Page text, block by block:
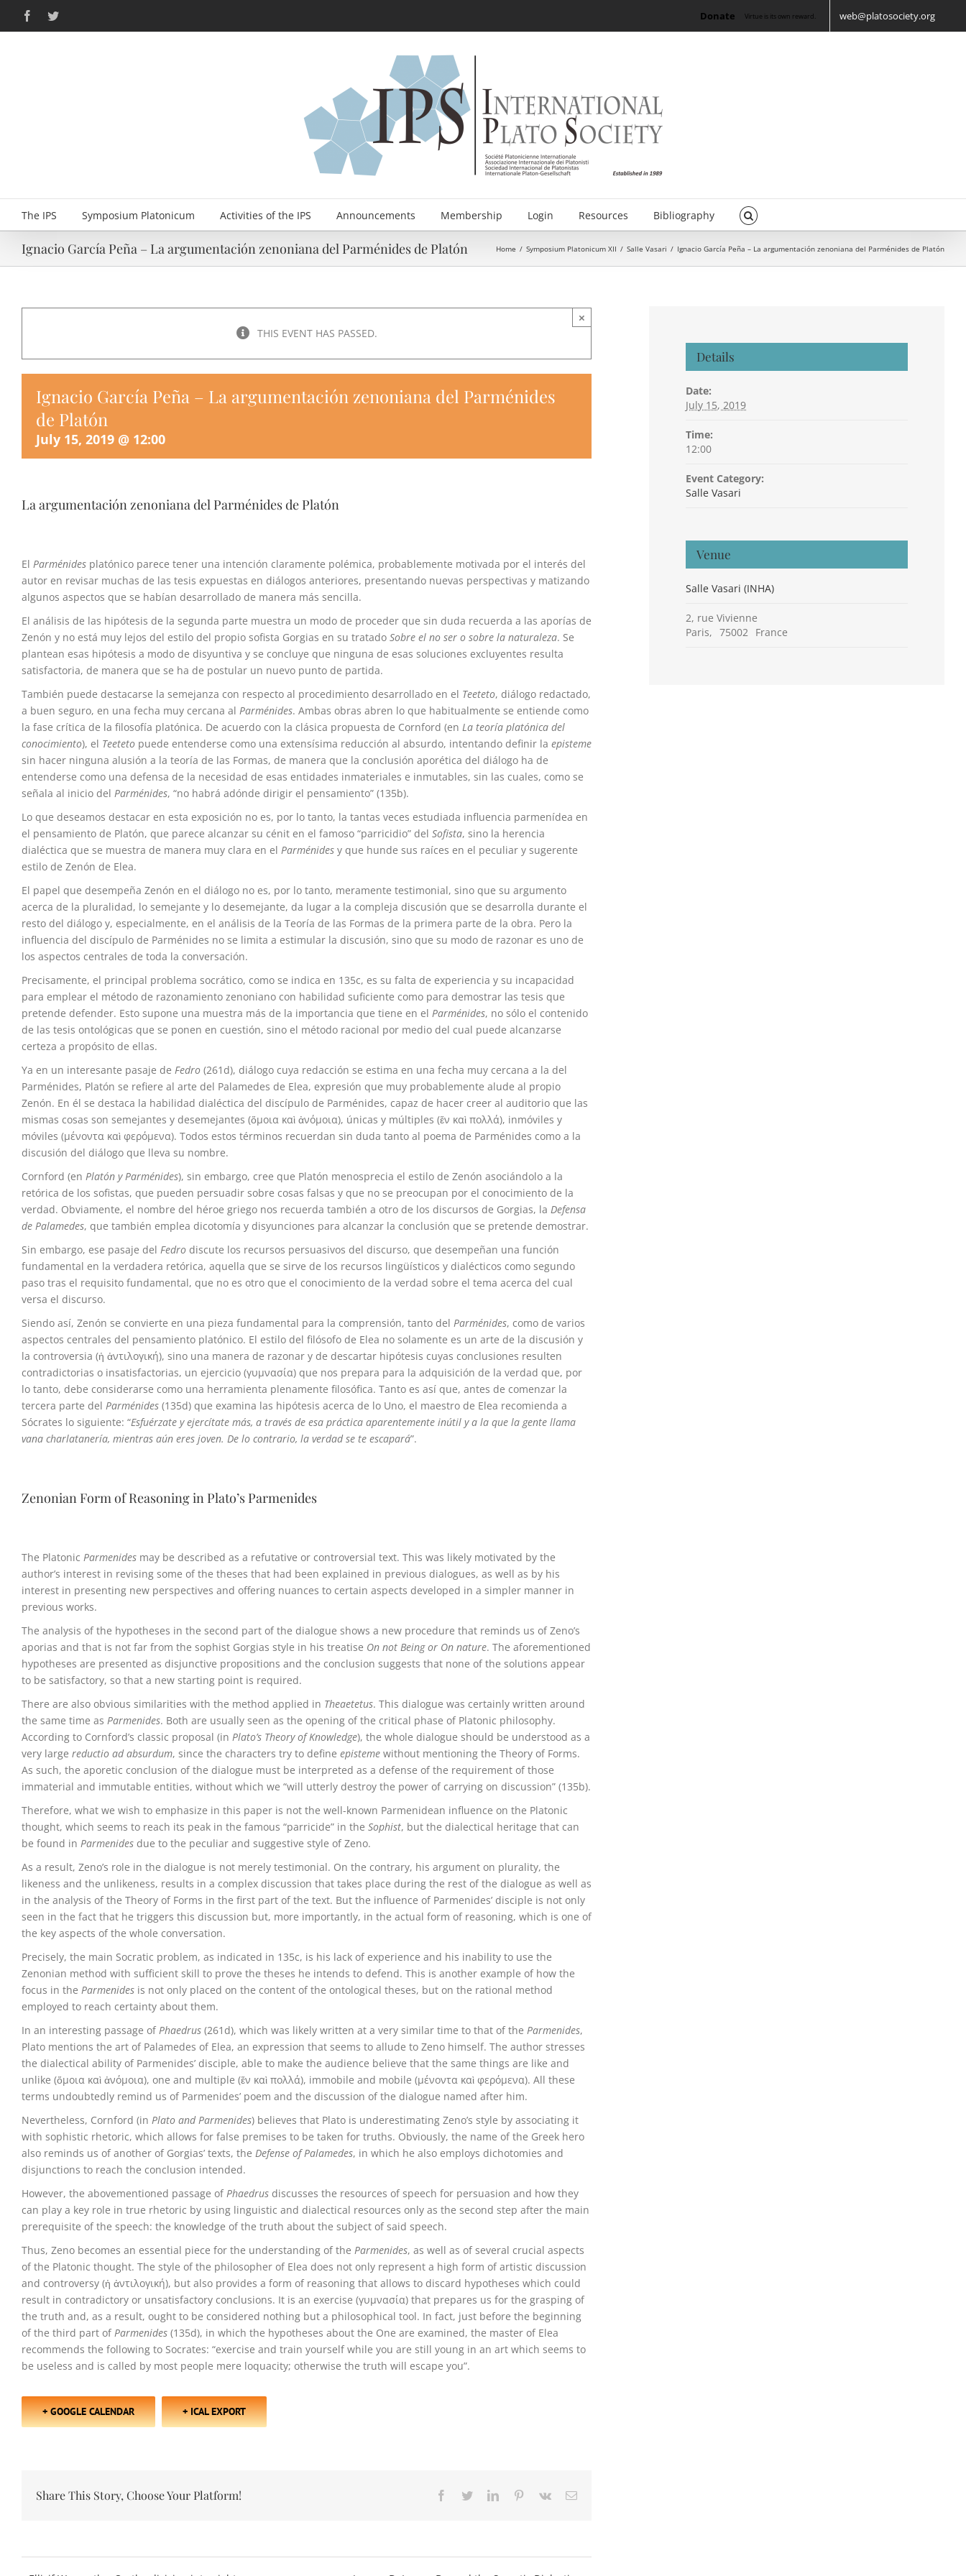
content
FacebookTwitter Donate Virtue is its own reward. web@platosociety.org
The IPS Symposium Platonicum Activities of the IPS Announcements Membership Login Resources Bibliography
Ignacio García Peña – La argumentación zenoniana del Parménides de Platón Home / Symposium Platonicum XII / Salle Vasari / Ignacio García Peña – La argumentación zenoniana del Parménides de Platón
×
THIS EVENT HAS PASSED.
Ignacio García Peña – La argumentación zenoniana del Parménides
de Platón
July 15, 2019 @ 12:00
La argumentación zenoniana del Parménides de Platón
El Parménides platónico parece tener una intención claramente polémica, probablemente motivada por el interés del
autor en revisar muchas de las tesis expuestas en diálogos anteriores, presentando nuevas perspectivas y matizando
algunos aspectos que se habían desarrollado de manera más sencilla.
El análisis de las hipótesis de la segunda parte muestra un modo de proceder que sin duda recuerda a las aporías de
Zenón y no está muy lejos del estilo del propio sofista Gorgias en su tratado Sobre el no ser o sobre la naturaleza. Se
plantean esas hipótesis a modo de disyuntiva y se concluye que ninguna de esas soluciones excluyentes resulta
satisfactoria, de manera que se ha de postular un nuevo punto de partida.
También puede destacarse la semejanza con respecto al procedimiento desarrollado en el Teeteto, diálogo redactado,
a buen seguro, en una fecha muy cercana al Parménides. Ambas obras abren lo que habitualmente se entiende como
la fase crítica de la filosofía platónica. De acuerdo con la clásica propuesta de Cornford (en La teoría platónica del
conocimiento), el Teeteto puede entenderse como una extensísima reducción al absurdo, intentando definir la episteme
sin hacer ninguna alusión a la teoría de las Formas, de manera que la conclusión aporética del diálogo ha de
entenderse como una defensa de la necesidad de esas entidades inmateriales e inmutables, sin las cuales, como se
señala al inicio del Parménides, “no habrá adónde dirigir el pensamiento” (135b).
Lo que deseamos destacar en esta exposición no es, por lo tanto, la tantas veces estudiada influencia parmenídea en
el pensamiento de Platón, que parece alcanzar su cénit en el famoso “parricidio” del Sofista, sino la herencia
dialéctica que se muestra de manera muy clara en el Parménides y que hunde sus raíces en el peculiar y sugerente
estilo de Zenón de Elea.
El papel que desempeña Zenón en el diálogo no es, por lo tanto, meramente testimonial, sino que su argumento
acerca de la pluralidad, lo semejante y lo desemejante, da lugar a la compleja discusión que se desarrolla durante el
resto del diálogo y, especialmente, en el análisis de la Teoría de las Formas de la primera parte de la obra. Pero la
influencia del discípulo de Parménides no se limita a estimular la discusión, sino que su modo de razonar es uno de
los aspectos centrales de toda la conversación.
Precisamente, el principal problema socrático, como se indica en 135c, es su falta de experiencia y su incapacidad
para emplear el método de razonamiento zenoniano con habilidad suficiente como para demostrar las tesis que
pretende defender. Esto supone una muestra más de la importancia que tiene en el Parménides, no sólo el contenido
de las tesis ontológicas que se ponen en cuestión, sino el método racional por medio del cual puede alcanzarse
certeza a propósito de ellas.
Ya en un interesante pasaje de Fedro (261d), diálogo cuya redacción se estima en una fecha muy cercana a la del
Parménides, Platón se refiere al arte del Palamedes de Elea, expresión que muy probablemente alude al propio
Zenón. En él se destaca la habilidad dialéctica del discípulo de Parménides, capaz de hacer creer al auditorio que las
mismas cosas son semejantes y desemejantes (ὅμοια καὶ ἀνόμοια), únicas y múltiples (ἕν καὶ πολλά), inmóviles y
móviles (μένοντα καὶ φερόμενα). Todos estos términos recuerdan sin duda tanto al poema de Parménides como a la
discusión del diálogo que lleva su nombre.
Cornford (en Platón y Parménides), sin embargo, cree que Platón menosprecia el estilo de Zenón asociándolo a la
retórica de los sofistas, que pueden persuadir sobre cosas falsas y que no se preocupan por el conocimiento de la
verdad. Obviamente, el nombre del héroe griego nos recuerda también a otro de los discursos de Gorgias, la Defensa
de Palamedes, que también emplea dicotomía y disyunciones para alcanzar la conclusión que se pretende demostrar.
Sin embargo, ese pasaje del Fedro discute los recursos persuasivos del discurso, que desempeñan una función
fundamental en la verdadera retórica, aquella que se sirve de los recursos lingüísticos y dialécticos como segundo
paso tras el requisito fundamental, que no es otro que el conocimiento de la verdad sobre el tema acerca del cual
versa el discurso.
Siendo así, Zenón se convierte en una pieza fundamental para la comprensión, tanto del Parménides, como de varios
aspectos centrales del pensamiento platónico. El estilo del filósofo de Elea no solamente es un arte de la discusión y
la controversia (ἡ ἀντιλογική), sino una manera de razonar y de descartar hipótesis cuyas conclusiones resulten
contradictorias o insatisfactorias, un ejercicio (γυμνασία) que nos prepara para la adquisición de la verdad que, por
lo tanto, debe considerarse como una herramienta plenamente filosófica. Tanto es así que, antes de comenzar la
tercera parte del Parménides (135d) que examina las hipótesis acerca de lo Uno, el maestro de Elea recomienda a
Sócrates lo siguiente: “Esfuérzate y ejercítate más, a través de esa práctica aparentemente inútil y a la que la gente llama
vana charlatanería, mientras aún eres joven. De lo contrario, la verdad se te escapará”.
Zenonian Form of Reasoning in Plato’s Parmenides
The Platonic Parmenides may be described as a refutative or controversial text. This was likely motivated by the
author’s interest in revising some of the theses that had been explained in previous dialogues, as well as by his
interest in presenting new perspectives and offering nuances to certain aspects developed in a simpler manner in
previous works.
The analysis of the hypotheses in the second part of the dialogue shows a new procedure that reminds us of Zeno’s
aporias and that is not far from the sophist Gorgias style in his treatise On not Being or On nature. The aforementioned
hypotheses are presented as disjunctive propositions and the conclusion suggests that none of the solutions appear
to be satisfactory, so that a new starting point is required.
There are also obvious similarities with the method applied in Theaetetus. This dialogue was certainly written around
the same time as Parmenides. Both are usually seen as the opening of the critical phase of Platonic philosophy.
According to Cornford’s classic proposal (in Plato’s Theory of Knowledge), the whole dialogue should be understood as a
very large reductio ad absurdum, since the characters try to define episteme without mentioning the Theory of Forms.
As such, the aporetic conclusion of the dialogue must be interpreted as a defense of the requirement of those
immaterial and immutable entities, without which we “will utterly destroy the power of carrying on discussion” (135b).
Therefore, what we wish to emphasize in this paper is not the well-known Parmenidean influence on the Platonic
thought, which seems to reach its peak in the famous “parricide” in the Sophist, but the dialectical heritage that can
be found in Parmenides due to the peculiar and suggestive style of Zeno.
As a result, Zeno’s role in the dialogue is not merely testimonial. On the contrary, his argument on plurality, the
likeness and the unlikeness, results in a complex discussion that takes place during the rest of the dialogue as well as
in the analysis of the Theory of Forms in the first part of the text. But the influence of Parmenides’ disciple is not only
seen in the fact that he triggers this discussion but, more importantly, in the actual form of reasoning, which is one of
the key aspects of the whole conversation.
Precisely, the main Socratic problem, as indicated in 135c, is his lack of experience and his inability to use the
Zenonian method with sufficient skill to prove the theses he intends to defend. This is another example of how the
focus in the Parmenides is not only placed on the content of the ontological theses, but on the rational method
employed to reach certainty about them.
In an interesting passage ofPhaedrus (261d), which was likely written at a very similar time to that of the Parmenides,
Plato mentions the art of Palamedes of Elea, an expression that seems to allude to Zeno himself. The author stresses
the dialectical ability of Parmenides’ disciple, able to make the audience believe that the same things are like and
unlike (ὅμοια καὶ ἀνόμοια), one and multiple (ἕν καὶ πολλά), immobile and mobile (μένοντα καὶ φερόμενα). All these
terms undoubtedly remind us of Parmenides’ poem and the discussion of the dialogue named after him.
Nevertheless, Cornford (in Plato and Parmenides) believes that Plato is underestimating Zeno’s style by associating it
with sophistic rhetoric, which allows for false premises to be taken for truths. Obviously, the name of the Greek hero
also reminds us of another of Gorgias’ texts, the Defense of Palamedes, in which he also employs dichotomies and
disjunctions to reach the conclusion intended.
However, the abovementioned passage ofPhaedrus discusses the resources of speech for persuasion and how they
can play a key role in true rhetoric by using linguistic and dialectical resources only as the second step after the main
prerequisite of the speech: the knowledge of the truth about the subject of said speech.
Thus, Zeno becomes an essential piece for the understanding of the Parmenides, as well as of several crucial aspects
of the Platonic thought. The style of the philosopher of Elea does not only represent a high form of artistic discussion
and controversy (ἡ ἀντιλογική), but also provides a form of reasoning that allows to discard hypotheses which could
result in contradictory or unsatisfactory conclusions. It is an exercise (γυμνασία) that prepares us for the grasping of
the truth and, as a result, ought to be considered nothing but a philosophical tool. In fact, just before the beginning
of the third part ofParmenides (135d), in which the hypotheses about the One are examined, the master of Elea
recommends the following to Socrates: “exercise and train yourself while you are still young in an art which seems to
be useless and is called by most people mere loquacity; otherwise the truth will escape you”.
+ GOOGLE CALENDAR + ICAL EXPORT
Share This Story, Choose Your Platform! Facebook
TwitterLinkedInPinterest
Vk Email
Details
Date:
July 15, 2019
Time:
12:00
Event Category:
Salle Vasari
Venue
Salle Vasari (INHA)
2, rue Vivienne
Paris, 75002 France